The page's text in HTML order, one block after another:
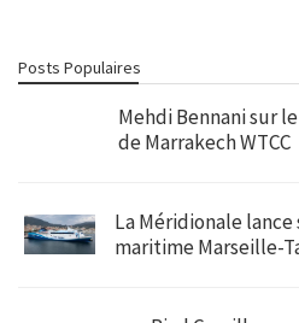
Posts Populaires
Mehdi Bennani sur
de Marrakech WTCC
La Méridionale
maritime Marseille-